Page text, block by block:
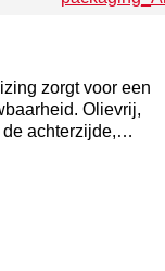
zorgt voor een
Olievrij,
achterzijde,
comfortabele
werk en